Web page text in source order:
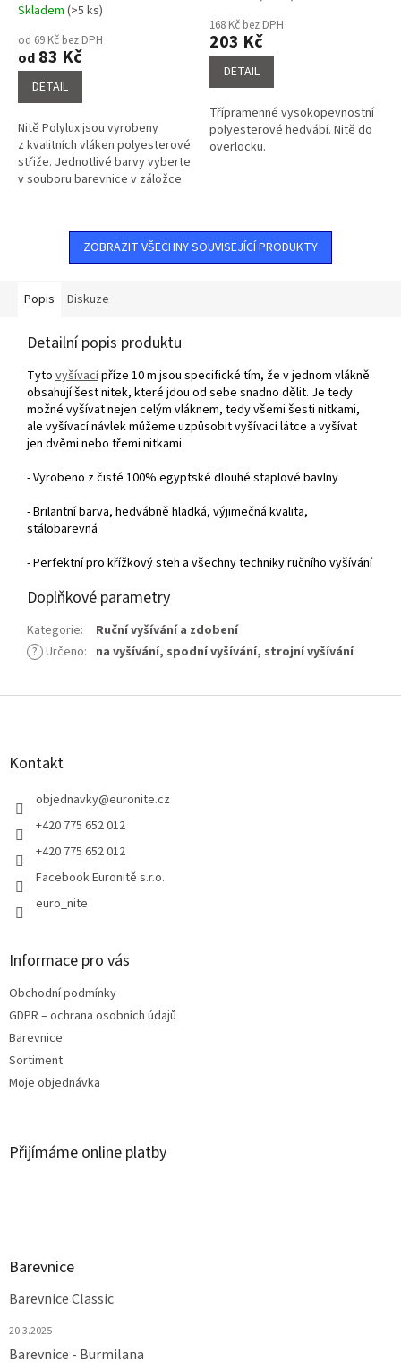
Skladem (>5 ks)
od 69 Kč bez DPH
od 83 Kč
DETAIL
Nitě Polylux jsou vyrobeny
z kvalitních vláken polyesterové
střiže. Jednotlivé barvy vyberte
v souboru barevnice v záložce
hodnocení
produktu
je
4,6
hvězdiček.
168 Kč bez DPH
203 Kč
DETAIL
Třípramenné vysokopevnostní
polyesterové hedvábí. Nitě do
overlocku.
ZOBRAZIT VŠECHNY SOUVISEJÍCÍ PRODUKTY
Popis Diskuze
Detailní popis produktu
Tyto vyšívacípříze 10 m jsou specifické tím, že v jednom vlákně
obsahují šest nitek, které jdou od sebe snadno dělit. Je tedy
možné vyšívat nejen celým vláknem, tedy všemi šesti nitkami,
ale vyšívací návlek můžeme uzpůsobit vyšívací látce a vyšívat
jen dvěmi nebo třemi nitkami.
- Vyrobeno z čisté 100% egyptské dlouhé staplové bavlny
- Brilantní barva, hedvábně hladká, výjimečná kvalita,
stálobarevná
- Perfektní pro křížkový steh a všechny techniky ručního vyšívání
Doplňkové parametry
Kategorie:
Ruční vyšívání a zdobení
? Určeno: na vyšívání, spodní vyšívání, strojní vyšívání
Z
Kontakt
objednavky@euronite.cz
+420 775 652 012
+420 775 652 012
Facebook Euronitě s.r.o.
euro_nite
Informace pro vás
Obchodní podmínky
GDPR – ochrana osobních údajů
Barevnice
Sortiment
Moje objednávka
Přijímáme online platby
Barevnice
Barevnice Classic
20.3.2025
Barevnice - Burmilana